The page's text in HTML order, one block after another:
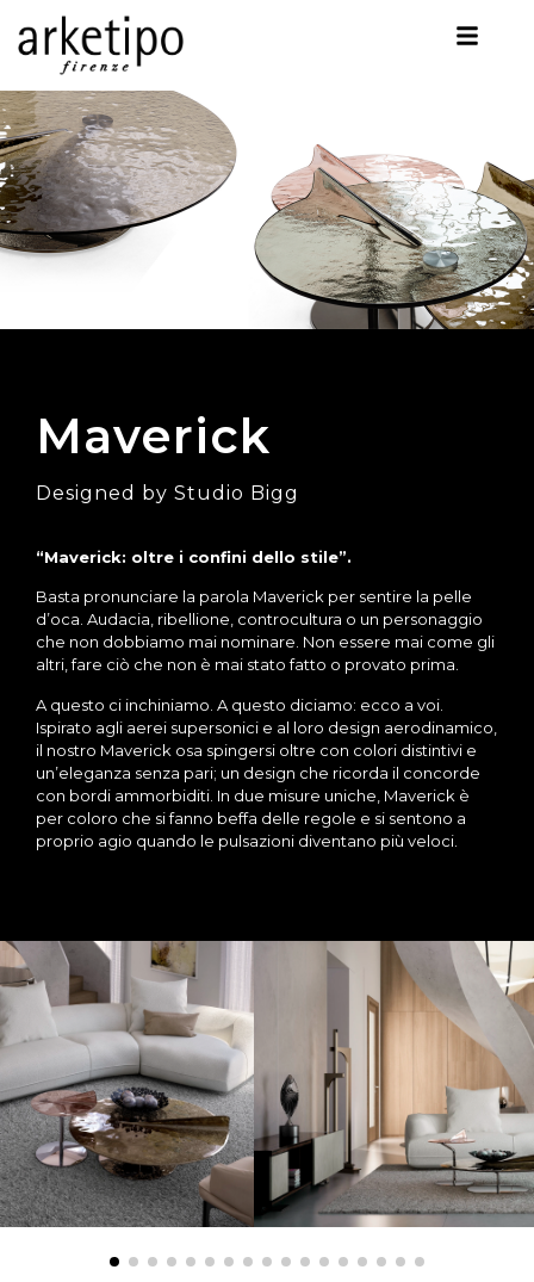
Maverick
Designed by Studio Bigg
“Maverick: oltre i confini dello stile”.
Basta pronunciare la parola Maverick per sentire la pelle
d’oca. Audacia, ribellione, controcultura o un personaggio
che non dobbiamo mai nominare. Non essere mai come gli
altri, fare ciò che non è mai stato fatto o provato prima.
A questo ci inchiniamo. A questo diciamo: ecco a voi.
Ispirato agli aerei supersonici e al loro design aerodinamico,
il nostro Maverick osa spingersi oltre con colori distintivi e
un’eleganza senza pari; un design che ricorda il concorde
con bordi ammorbiditi. In due misure uniche, Maverick è
per coloro che si fanno beffa delle regole e si sentono a
proprio agio quando le pulsazioni diventano più veloci.